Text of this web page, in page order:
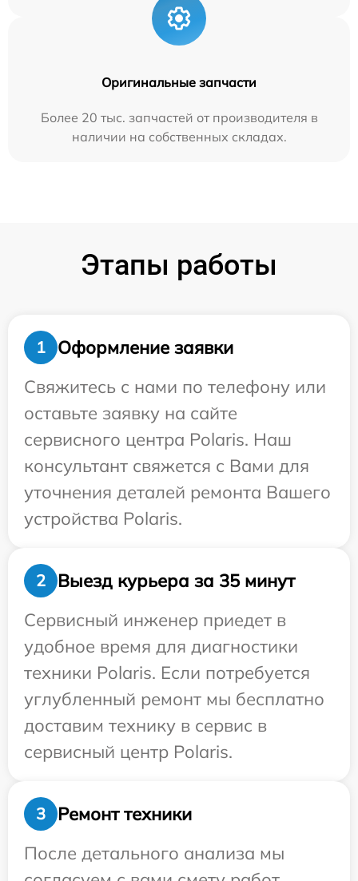
Оригинальные запчасти
Более 20 тыс. запчастей от производителя в
наличии на собственных складах.
Этапы работы
1
Оформление заявки
Свяжитесь с нами по телефону или
оставьте заявку на сайте
сервисного центра Polaris. Наш
консультант свяжется с Вами для
уточнения деталей ремонта Вашего
устройства Polaris.
2
Выезд курьера за 35 минут
Сервисный инженер приедет в
удобное время для диагностики
техники Polaris. Если потребуется
углубленный ремонт мы бесплатно
доставим технику в сервис в
сервисный центр Polaris.
3
Ремонт техники
После детального анализа мы